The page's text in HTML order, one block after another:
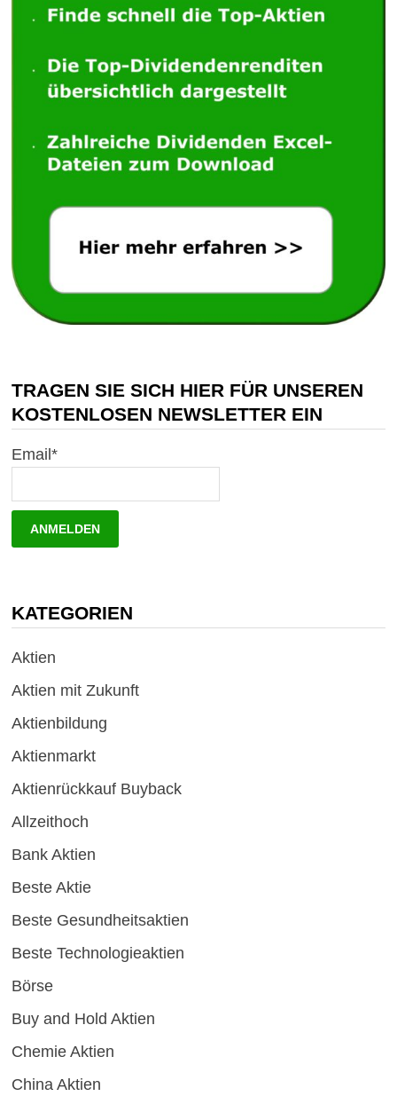
TRAGEN SIE SICH HIER FÜR UNSEREN
KOSTENLOSEN NEWSLETTER EIN
Email*
KATEGORIEN
Aktien
Aktien mit Zukunft
Aktienbildung
Aktienmarkt
Aktienrückkauf Buyback
Allzeithoch
Bank Aktien
Beste Aktie
Beste Gesundheitsaktien
Beste Technologieaktien
Börse
Buy and Hold Aktien
Chemie Aktien
China Aktien